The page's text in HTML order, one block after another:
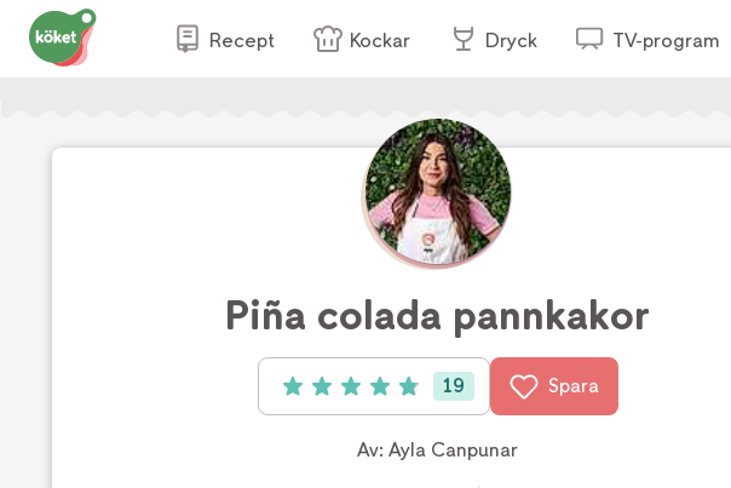
Recept Kockar Dryck TV-program
Piña colada pannkakor
Betyg: 4.9 av 5 (19 röster)
19 Spara
Av: Ayla Canpunar